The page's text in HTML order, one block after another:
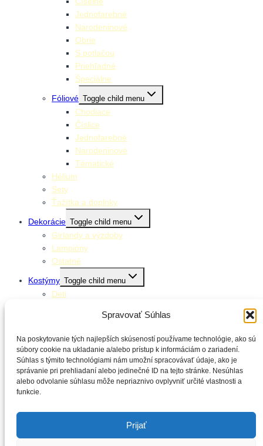
Spravovať Súhlas
Na poskytovanie tých najlepších skúseností používame technológie, ako sú
súbory cookie na ukladanie a/alebo prístup k informáciám o zariadení.
Súhlas s týmito technológiami nám umožní spracovávať údaje, ako je
správanie pri prehliadaní alebo jedinečné ID na tejto stránke. Nesúhlas
alebo odvolanie súhlasu môže nepriaznivo ovplyvniť určité vlastnosti a
funkcie.
Prijať
Jednofarebné
Narodeninové
Obrie
S potlačou
Priehľadné
Špeciálne
Fóliové Toggle child menu
Chodiace
Číslice
Jednofarebné
Narodeninové
Tématické
Hélium
Sety
Ťažítka a doplnky
Dekorácie Toggle child menu
Girlandy a výzdoby
Lampióny
Ostatné
Kostýmy Toggle child menu
Deti
Doplnky ku kostýmom
Stolovanie Toggle child menu
Klobúčiky
Obrúsky
Obrusy